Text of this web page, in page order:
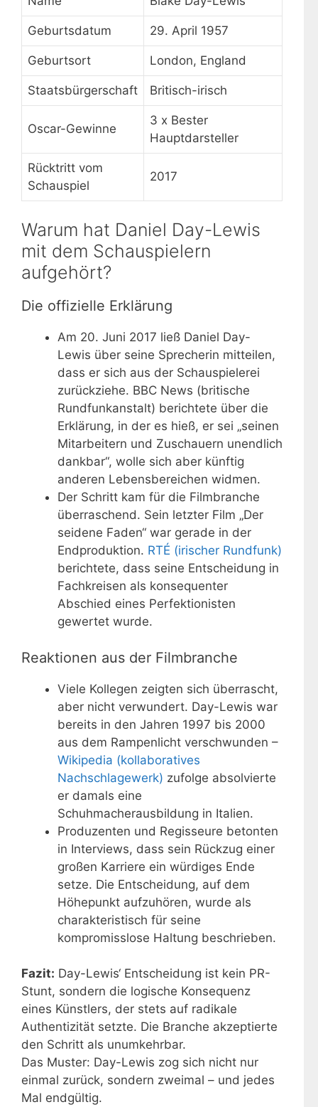
Geburtsdatum 29. April 1957
Geburtsort London, England
Staatsbürgerschaft Britisch-irisch
Oscar-Gewinne
3 x Bester
Hauptdarsteller
Rücktritt vom
Schauspiel
2017
Warum hat Daniel Day-Lewis
mit dem Schauspielern
aufgehört?
Die offizielle Erklärung
Am 20. Juni 2017 ließ Daniel Day-
Lewis über seine Sprecherin mitteilen,
dass er sich aus der Schauspielerei
zurückziehe. BBC News (britische
Rundfunkanstalt) berichtete über die
Erklärung, in der es hieß, er sei „seinen
Mitarbeitern und Zuschauern unendlich
dankbar“, wolle sich aber künftig
anderen Lebensbereichen widmen.
Der Schritt kam für die Filmbranche
überraschend. Sein letzter Film „Der
seidene Faden“ war gerade in der
Endproduktion. RTÉ (irischer Rundfunk)
berichtete, dass seine Entscheidung in
Fachkreisen als konsequenter
Abschied eines Perfektionisten
gewertet wurde.
Reaktionen aus der Filmbranche
Viele Kollegen zeigten sich überrascht,
aber nicht verwundert. Day-Lewis war
bereits in den Jahren 1997 bis 2000
aus dem Rampenlicht verschwunden –
Wikipedia (kollaboratives
Nachschlagewerk) zufolge absolvierte
er damals eine
Schuhmacherausbildung in Italien.
Produzenten und Regisseure betonten
in Interviews, dass sein Rückzug einer
großen Karriere ein würdiges Ende
setze. Die Entscheidung, auf dem
Höhepunkt aufzuhören, wurde als
charakteristisch für seine
kompromisslose Haltung beschrieben.
Fazit: Day-Lewis‘ Entscheidung ist kein PR-
Stunt, sondern die logische Konsequenz
eines Künstlers, der stets auf radikale
Authentizität setzte. Die Branche akzeptierte
den Schritt als unumkehrbar.
Das Muster: Day-Lewis zog sich nicht nur
einmal zurück, sondern zweimal – und jedes
Mal endgültig.